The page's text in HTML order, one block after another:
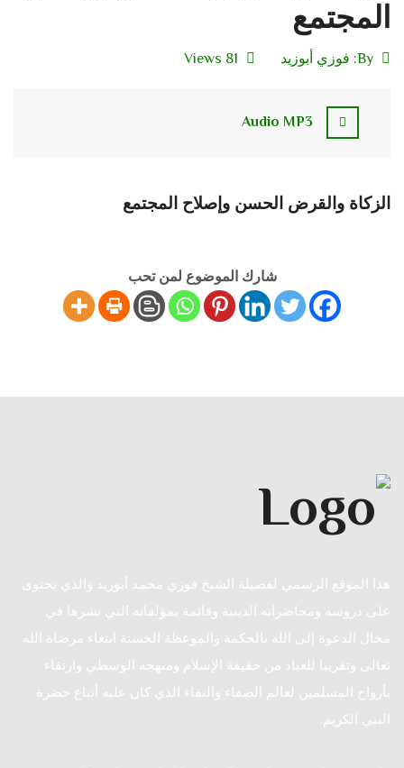
المجتمع
By: فوزي أبوزيد 81 Views
Audio MP3
الزكاة والقرض الحسن وإصلاح المجتمع
شارك الموضوع لمن تحب
هذا الموقع الرسمي لفضيلة الشيخ فوزي محمد أبوزيد والذي يحتوى
على دروسه ومحاضراته الدينية وقائمة بمؤلفاته التي نشرها في
مجال الدعوة إلى الله بالحكمة والموعظة الحسنة ابتغاء مرضاة الله
تعالى وتقريبا للعباد من حقيقة الإسلام ومنهجه الوسطي وارتقاء
بأرواح المسلمين لعالم الصفاء والنقاء الذي كان عليه أتباع حضرة
النبي الكريم.